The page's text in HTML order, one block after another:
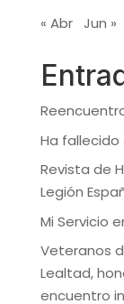
« Abr Jun »
Ha fallecido
Revista de
Legión
Mi Servicio
Veteranos
Lealtad,
encuentro